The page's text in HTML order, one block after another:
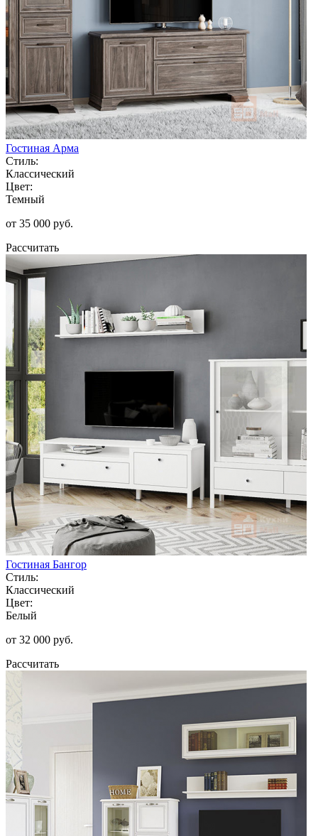
Гостиная Арма
Стиль:
Классический
Цвет:
Темный
от 35 000 руб.
Рассчитать
Гостиная Бангор
Стиль:
Классический
Цвет:
Белый
от 32 000 руб.
Рассчитать